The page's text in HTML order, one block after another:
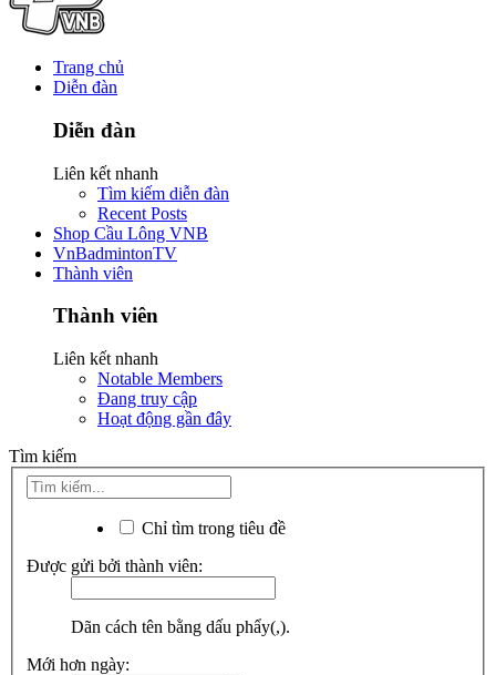
Trang chủ
Diễn đàn
Diễn đàn
Liên kết nhanh
Tìm kiếm diễn đàn
Recent Posts
Shop Cầu Lông VNB
VnBadmintonTV
Thành viên
Thành viên
Liên kết nhanh
Notable Members
Đang truy cập
Hoạt động gần đây
Tìm kiếm
Chỉ tìm trong tiêu đề
Được gửi bởi thành viên:
Dãn cách tên bằng dấu phẩy(,).
Mới hơn ngày: